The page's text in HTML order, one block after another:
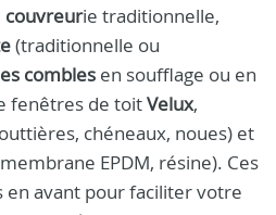
couvreurie traditionnelle,
(traditionnelle ou
combles en soufflage ou en
fenêtres de toitVelux,
chéneaux, noues) et
EPDM, résine). Ces
en avant pour faciliter votre